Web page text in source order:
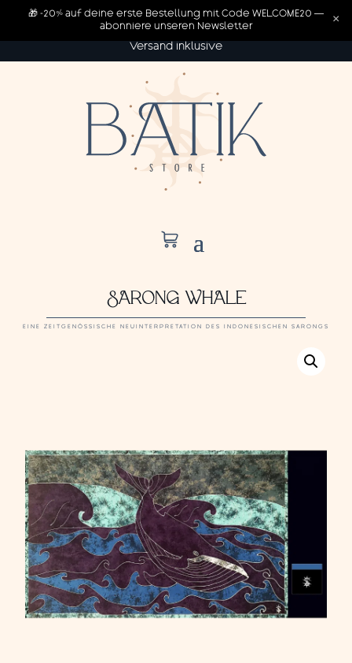
Versand inklusive
SARONG WHALE
EINE ZEITGENÖSSISCHE NEUINTERPRETATION DES INDONESISCHEN SARONGS
🎁 -20% auf deine erste Bestellung mit Code WELCOME20 —
abonniere unseren Newsletter
×